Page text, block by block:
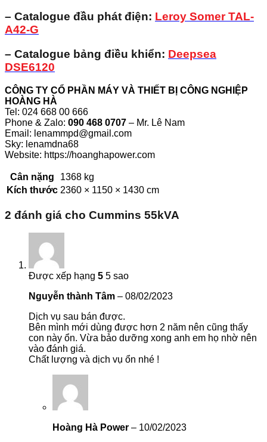
– Catalogue đầu phát điện: Leroy Somer TAL-
A42-G
– Catalogue bảng điều khiển: Deepsea
DSE6120
CÔNG TY CỔ PHẦN MÁY VÀ THIẾT BỊ CÔNG NGHIỆP
HOÀNG HÀ
Tel: 024 668 00 666
Phone & Zalo: 090 468 0707 – Mr. Lê Nam
Email: lenammpd@gmail.com
Sky: lenamdna68
Website: https://hoanghapower.com
Cân nặng
1368 kg
Kích thước 2360 × 1150 × 1430 cm
2 đánh giá cho Cummins 55kVA
Được xếp hạng 5 5 sao
Nguyễn thành Tâm – 08/02/2023
Dịch vụ sau bán được.
Bên mình mới dùng được hơn 2 năm nên cũng thấy
con này ổn. Vừa bảo dưỡng xong anh em họ nhờ nên
vào đánh giá.
Chất lượng và dịch vụ ổn nhé !
Hoàng Hà Power – 10/02/2023